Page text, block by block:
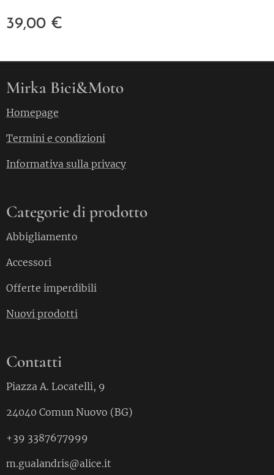
39,00 €
Mirka Bici&Moto
Homepage
Termini e condizioni
Informativa sulla privacy
Categorie di prodotto
Abbigliamento
Accessori
Offerte imperdibili
Nuovi prodotti
Contatti
Piazza A. Locatelli, 9
24040 Comun Nuovo (BG)
+39 3387677999
m.gualandris@alice.it